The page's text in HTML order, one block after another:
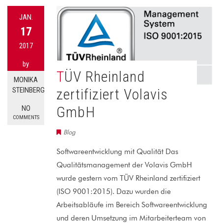
JAN.
17
2017
by
MONIKA
STEINBERG
NO
COMMENTS
TÜV Rheinland
zertifiziert Volavis
GmbH
Blog
Softwareentwicklung mit Qualität Das
Qualitätsmanagement der Volavis GmbH
wurde gestern vom TÜV Rheinland zertifiziert
(ISO 9001:2015). Dazu wurden die
Arbeitsabläufe im Bereich Softwareentwicklung
und deren Umsetzung im Mitarbeiterteam von